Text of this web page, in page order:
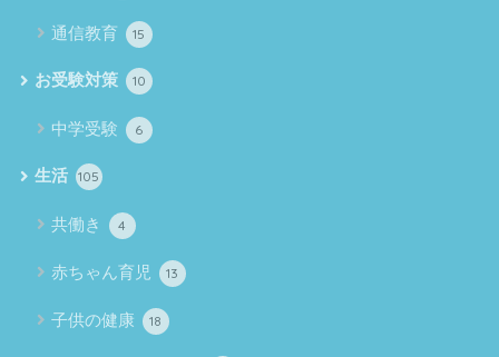
通信教育 15
お受験対策 10
中学受験 6
生活 105
共働き 4
赤ちゃん育児 13
子供の健康 18